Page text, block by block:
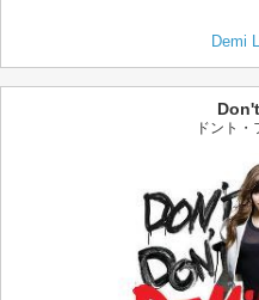
Demi
ドント・